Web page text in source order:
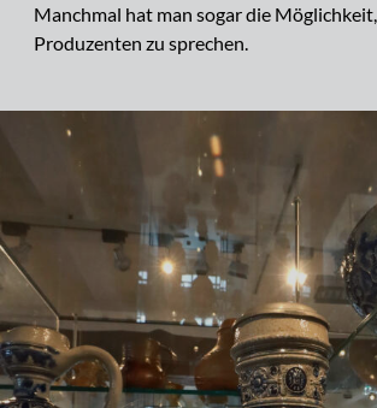
Manchmal hat man sogar die
Produzenten zu sprechen.